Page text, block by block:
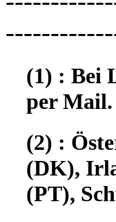
(1) : Bei
per Mail.
(2) :
(DK),
(PT),